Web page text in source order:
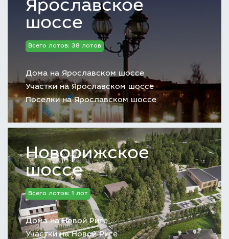
Ярославское
шоссе
Всего лотов: 38 лотов
Дома на Ярославском шоссе
Участки на Ярославском шоссе
Поселки на Ярославском шоссе
Новорижское
шоссе
Всего лотов: 1 лот
Дома на Новой Риге
Участки на Новой Риге